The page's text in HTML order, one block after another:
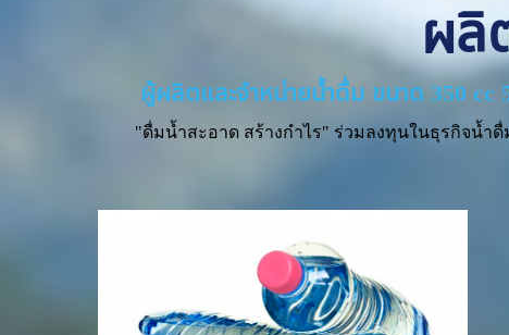
ผลิ
ผู้ผลิตและจำหน่ายน้ำดื่ม ขนาด 350 cc
"ดื่มน้ำสะอาด สร้างกำไร" ร่วมลงทุนในธุรกิจน้ำ